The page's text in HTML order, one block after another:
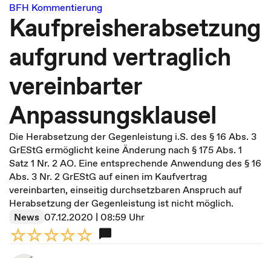
BFH Kommentierung
Kaufpreisherabsetzung
aufgrund vertraglich
vereinbarter
Anpassungsklausel
Die Herabsetzung der Gegenleistung i.S. des § 16 Abs. 3
GrEStG ermöglicht keine Änderung nach § 175 Abs. 1
Satz 1 Nr. 2 AO. Eine entsprechende Anwendung des § 16
Abs. 3 Nr. 2 GrEStG auf einen im Kaufvertrag
vereinbarten, einseitig durchsetzbaren Anspruch auf
Herabsetzung der Gegenleistung ist nicht möglich.
News 07.12.2020 | 08:59 Uhr